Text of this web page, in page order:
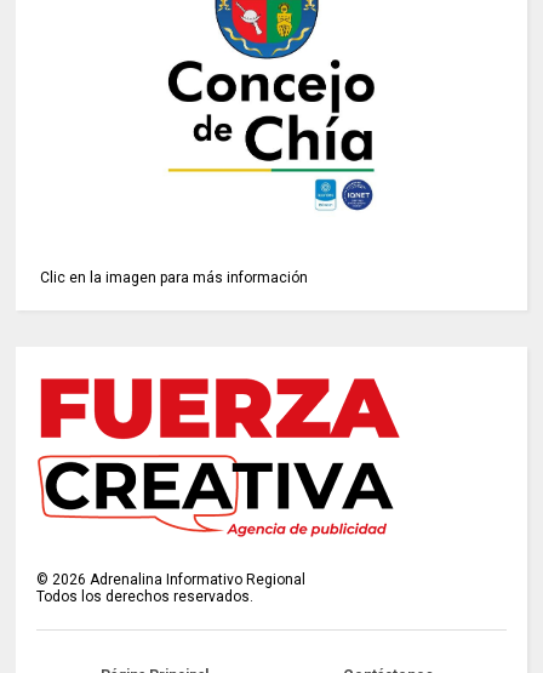
Clic en la imagen para más información
©2026 Adrenalina Informativo Regional
Todos los derechos reservados.